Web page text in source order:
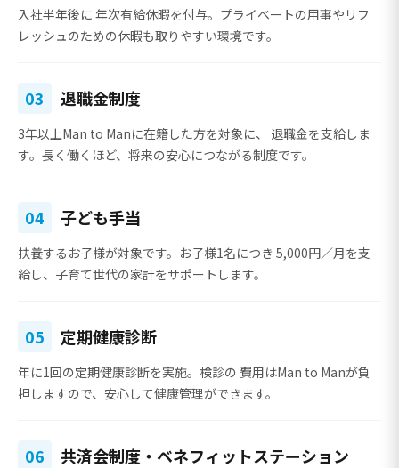
入社半年後に 年次有給休暇を付与。プライベートの用事やリフ
レッシュのための休暇も取りやすい環境です。
03 退職金制度
3年以上Man to Manに在籍した方を対象に、 退職金を支給しま
す。長く働くほど、将来の安心につながる制度です。
04 子ども手当
扶養するお子様が対象です。お子様1名につき 5,000円／月を支
給し、子育て世代の家計をサポートします。
05 定期健康診断
年に1回の定期健康診断を実施。検診の 費用はMan to Manが負
担 しますので、安心して健康管理ができます。
06 共済会制度・ベネフィットステーション